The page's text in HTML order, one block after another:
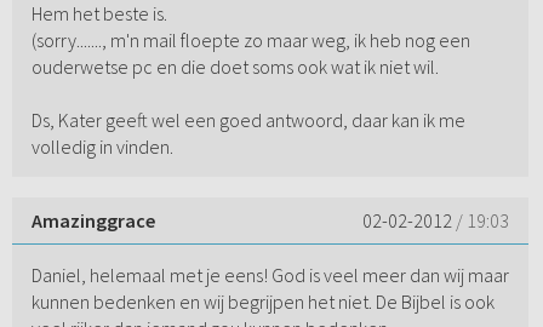
Hem het beste is.
(sorry......., m'n mail floepte zo maar weg, ik heb nog een
ouderwetse pc en die doet soms ook wat ik niet wil.
Ds, Kater geeft wel een goed antwoord, daar kan ik me
volledig in vinden.
Amazinggrace 02-02-2012 / 19:03
Daniel, helemaal met je eens! God is veel meer dan wij maar
kunnen bedenken en wij begrijpen het niet. De Bijbel is ook